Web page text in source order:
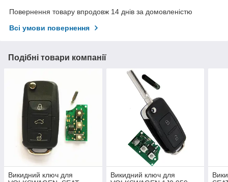
Повернення товару впродовж 14 днів за домовленістю
Всі умови повернення
Подібні товари компанії
Викидний ключ для
Викидний ключ для